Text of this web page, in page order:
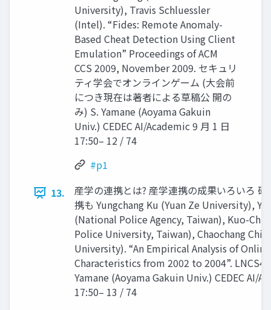
University), Travis Schluessler
(Intel). “Fides: Remote Anomaly-
Based Cheat Detection Using Client
Emulation” Proceedings of ACM
CCS 2009, November 2009. セキュリ
ティ学会でオンラインゲーム (大会前
につき現在は著者による草稿公 開の
み) S. Yamane (Aoyama Gakuin
Univ.) CEDEC AI/Academic 9 月 1 日
17:50– 12 / 74
#p1
13.
産学の連携とは? 産学連携の成果いろいろ
携も Yungchang Ku (Yuan Ze University),
(National Police Agency, Taiwan), Kuo-
Police University, Taiwan), Chaochang Chiu
University). “An Empirical Analysis of
Characteristics from 2002 to 2004”.
Yamane (Aoyama Gakuin Univ.) CEDEC AI/
17:50– 13 / 74